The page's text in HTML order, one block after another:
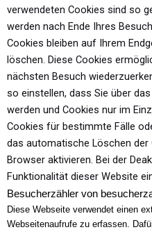
verwendeten Cookies sind so
werden nach Ende Ihres
Cookies bleiben auf Ihrem
löschen. Diese Cookies
nächsten Besuch
so einstellen, dass Sie über
werden und Cookies nur im
Cookies für bestimmte Fälle
das automatische Löschen der
Browser aktivieren. Bei der
Funktionalität dieser Website
Besucherzähler von
Diese Webseite verwendet einen
Webseitenaufrufe zu erfassen.